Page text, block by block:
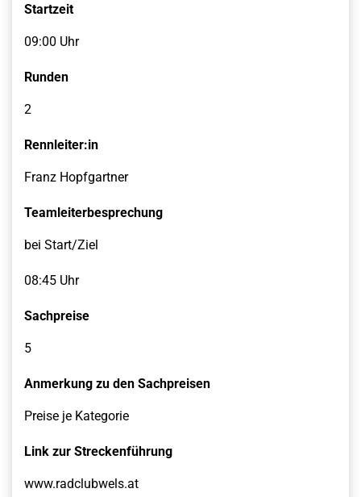
Startzeit
09:00 Uhr
Runden
2
Rennleiter:in
Franz Hopfgartner
Teamleiterbesprechung
bei Start/Ziel
08:45 Uhr
Sachpreise
5
Anmerkung zu den Sachpreisen
Preise je Kategorie
Link zur Streckenführung
www.radclubwels.at